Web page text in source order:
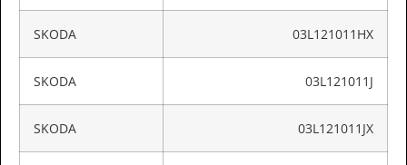
SKODA 03L121011HX
SKODA 03L121011J
SKODA 03L121011JX